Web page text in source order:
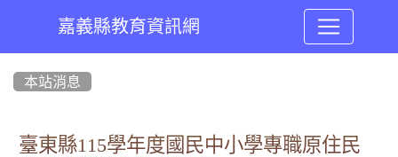
嘉義縣教育資訊網
本站消息
臺東縣115學年度國民中小學專職原住民